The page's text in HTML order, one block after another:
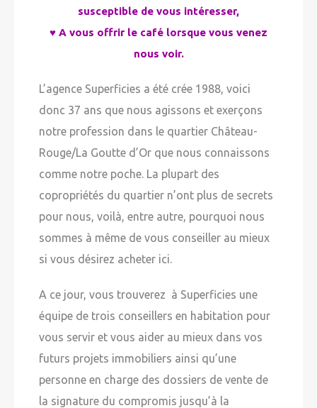
susceptible de vous intéresser,
♥ A vous offrir le café lorsque vous venez
nous voir.
L’agence Superficies a été crée 1988, voici
donc 37 ans que nous agissons et exerçons
notre profession dans le quartier Château-
Rouge/La Goutte d’Or que nous connaissons
comme notre poche. La plupart des
copropriétés du quartier n’ont plus de secrets
pour nous, voilà, entre autre, pourquoi nous
sommes à même de vous conseiller au mieux
si vous désirez acheter ici.
A ce jour, vous trouverez à Superficies une
équipe de trois conseillers en habitation pour
vous servir et vous aider au mieux dans vos
futurs projets immobiliers ainsi qu’une
personne en charge des dossiers de vente de
la signature du compromis jusqu’à la